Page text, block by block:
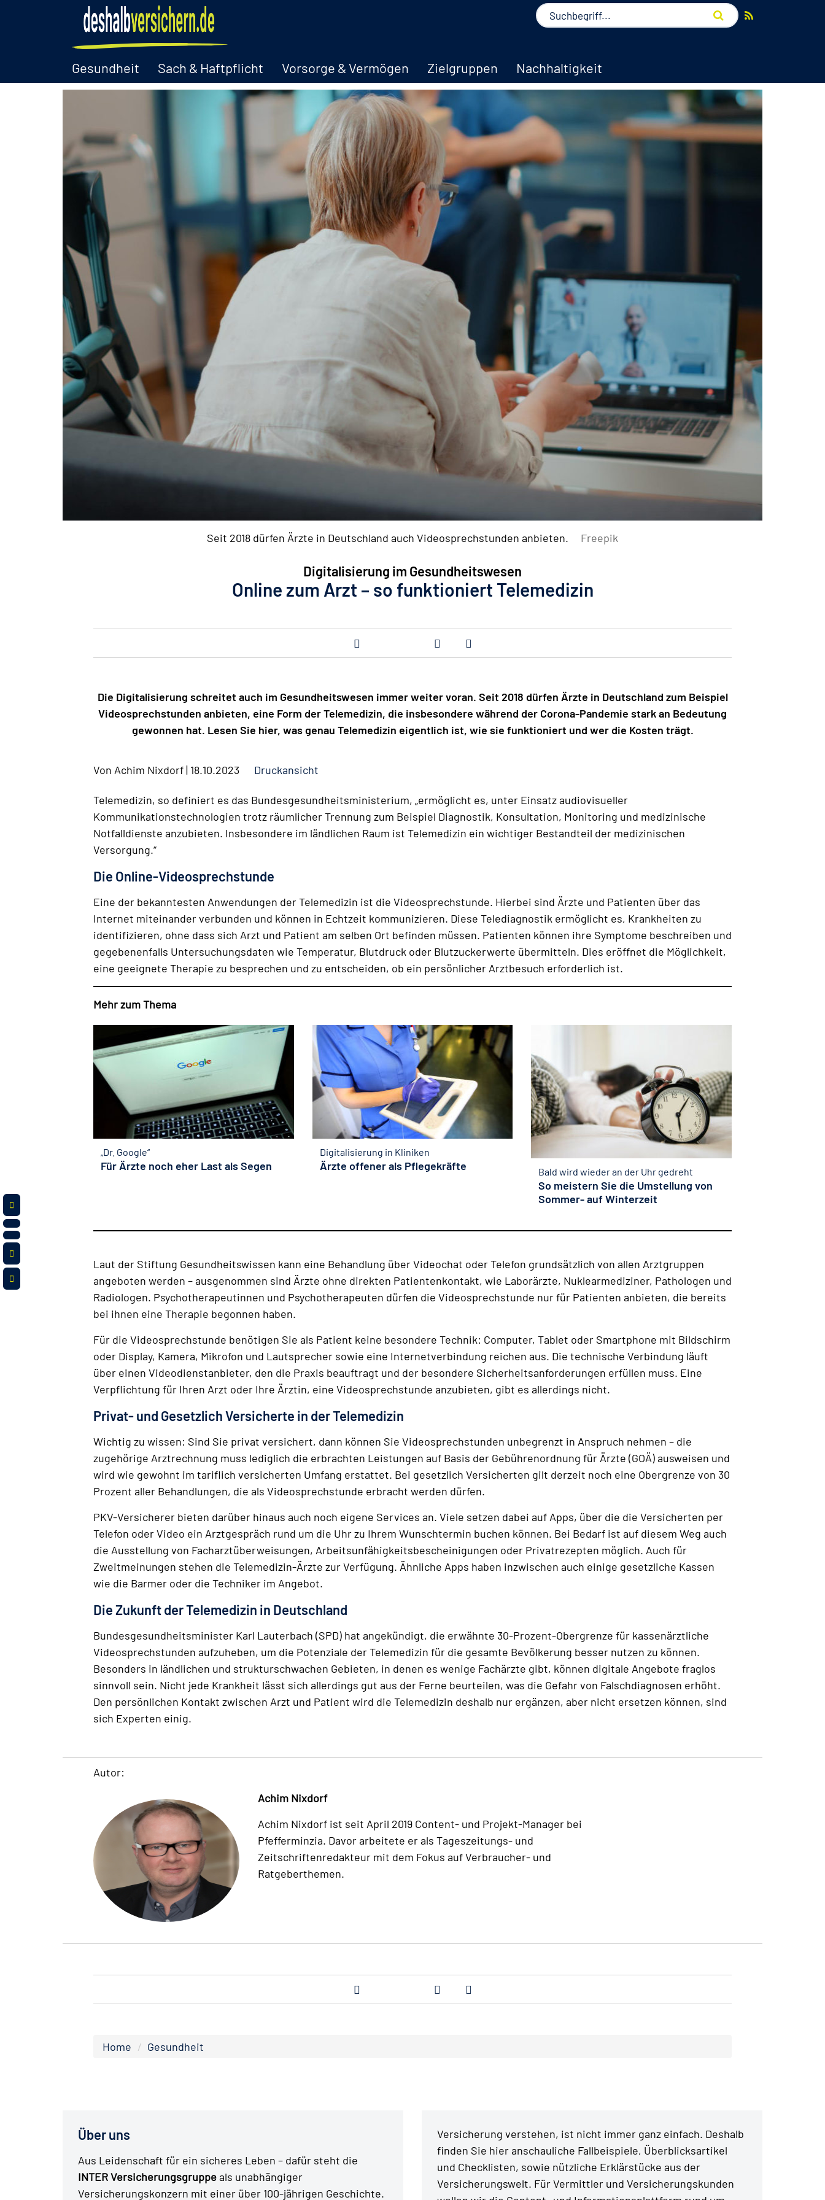
Gesundheit Sach & Haftpflicht Vorsorge & Vermögen Zielgruppen Nachhaltigkeit
Seit 2018 dürfen Ärzte in Deutschland auch Videosprechstunden anbieten. Freepik
Digitalisierung im Gesundheitswesen
Online zum Arzt – so funktioniert Telemedizin
Die Digitalisierung schreitet auch im Gesundheitswesen immer weiter voran. Seit 2018 dürfen Ärzte in Deutschland zum Beispiel
Videosprechstunden anbieten, eine Form der Telemedizin, die insbesondere während der Corona-Pandemie stark an Bedeutung
gewonnen hat. Lesen Sie hier, was genau Telemedizin eigentlich ist, wie sie funktioniert und wer die Kosten trägt.
Von Achim Nixdorf| 18.10.2023 Druckansicht
Telemedizin, so definiert es das Bundesgesundheitsministerium, „ermöglicht es, unter Einsatz audiovisueller
Kommunikationstechnologien trotz räumlicher Trennung zum Beispiel Diagnostik, Konsultation, Monitoring und medizinische
Notfalldienste anzubieten. Insbesondere im ländlichen Raum ist Telemedizin ein wichtiger Bestandteil der medizinischen
Versorgung.“
Die Online-Videosprechstunde
Eine der bekanntesten Anwendungen der Telemedizin ist die Videosprechstunde. Hierbei sind Ärzte und Patienten über das
Internet miteinander verbunden und können in Echtzeit kommunizieren. Diese Telediagnostik ermöglicht es, Krankheiten zu
identifizieren, ohne dass sich Arzt und Patient am selben Ort befinden müssen. Patienten können ihre Symptome beschreiben und
gegebenenfalls Untersuchungsdaten wie Temperatur, Blutdruck oder Blutzuckerwerte übermitteln. Dies eröffnet die Möglichkeit,
eine geeignete Therapie zu besprechen und zu entscheiden, ob ein persönlicher Arztbesuch erforderlich ist.
Mehr zum Thema
„Dr. Google“
Für Ärzte noch eher Last als Segen
Digitalisierung in Kliniken
Ärzte offener als Pflegekräfte Bald wird wieder an der Uhr gedreht
So meistern Sie die Umstellung von
Sommer- auf Winterzeit
Laut der Stiftung Gesundheitswissen kann eine Behandlung über Videochat oder Telefon grundsätzlich von allen Arztgruppen
angeboten werden – ausgenommen sind Ärzte ohne direkten Patientenkontakt, wie Laborärzte, Nuklearmediziner, Pathologen und
Radiologen. Psychotherapeutinnen und Psychotherapeuten dürfen die Videosprechstunde nur für Patienten anbieten, die bereits
bei ihnen eine Therapie begonnen haben.
Für die Videosprechstunde benötigen Sie als Patient keine besondere Technik: Computer, Tablet oder Smartphone mit Bildschirm
oder Display, Kamera, Mikrofon und Lautsprecher sowie eine Internetverbindung reichen aus. Die technische Verbindung läuft
über einen Videodienstanbieter, den die Praxis beauftragt und der besondere Sicherheitsanforderungen erfüllen muss. Eine
Verpflichtung für Ihren Arzt oder Ihre Ärztin, eine Videosprechstunde anzubieten, gibt es allerdings nicht.
Privat- und Gesetzlich Versicherte in der Telemedizin
Wichtig zu wissen: Sind Sie privat versichert, dann können Sie Videosprechstunden unbegrenzt in Anspruch nehmen – die
zugehörige Arztrechnung muss lediglich die erbrachten Leistungen auf Basis der Gebührenordnung für Ärzte (GOÄ) ausweisen und
wird wie gewohnt im tariflich versicherten Umfang erstattet. Bei gesetzlich Versicherten gilt derzeit noch eine Obergrenze von 30
Prozent aller Behandlungen, die als Videosprechstunde erbracht werden dürfen.
PKV-Versicherer bieten darüber hinaus auch noch eigene Services an. Viele setzen dabei auf Apps, über die die Versicherten per
Telefon oder Video ein Arztgespräch rund um die Uhr zu Ihrem Wunschtermin buchen können. Bei Bedarf ist auf diesem Weg auch
die Ausstellung von Facharztüberweisungen, Arbeitsunfähigkeitsbescheinigungen oder Privatrezepten möglich. Auch für
Zweitmeinungen stehen die Telemedizin-Ärzte zur Verfügung. Ähnliche Apps haben inzwischen auch einige gesetzliche Kassen
wie die Barmer oder die Techniker im Angebot.
Die Zukunft der Telemedizin in Deutschland
Bundesgesundheitsminister Karl Lauterbach (SPD) hat angekündigt, die erwähnte 30-Prozent-Obergrenze für kassenärztliche
Videosprechstunden aufzuheben, um die Potenziale der Telemedizin für die gesamte Bevölkerung besser nutzen zu können.
Besonders in ländlichen und strukturschwachen Gebieten, in denen es wenige Fachärzte gibt, können digitale Angebote fraglos
sinnvoll sein. Nicht jede Krankheit lässt sich allerdings gut aus der Ferne beurteilen, was die Gefahr von Falschdiagnosen erhöht.
Den persönlichen Kontakt zwischen Arzt und Patient wird die Telemedizin deshalb nur ergänzen, aber nicht ersetzen können, sind
sich Experten einig.
Autor:
Achim Nixdorf
Achim Nixdorf ist seit April 2019 Content- und Projekt-Manager bei
Pfefferminzia. Davor arbeitete er als Tageszeitungs- und
Zeitschriftenredakteur mit dem Fokus auf Verbraucher- und
Ratgeberthemen.
Home Gesundheit
Über uns
Aus Leidenschaft für ein sicheres Leben – dafür steht die
INTER Versicherungsgruppeals unabhängiger
Versicherungskonzern mit einer über 100-jährigen Geschichte.
Versicherung verstehen, ist nicht immer ganz einfach. Deshalb
finden Sie hier anschauliche Fallbeispiele, Überblicksartikel
und Checklisten, sowie nützliche Erklärstücke aus der
Versicherungswelt. Für Vermittler und Versicherungskunden